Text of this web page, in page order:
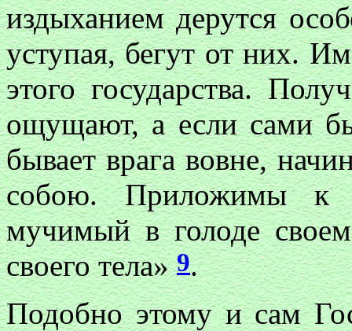
издыханием дерутся
уступая, бегут от них.
этого государства.
ощущают, а если сами
бывает врага вовне,
собою. Приложимы к
мучимый в голоде
своего тела»9.
Подобно этому и сам